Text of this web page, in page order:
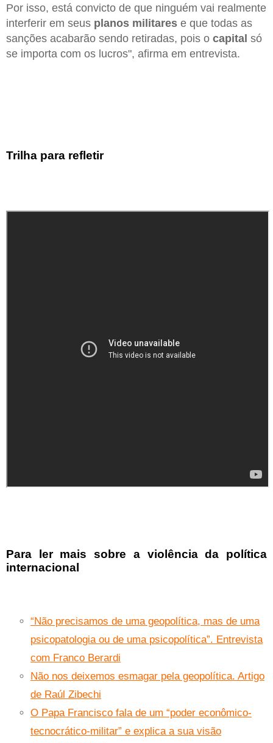
Por isso, está convicto de que ninguém vai realmente
interferir em seus planos militares e que todas as
sanções acabarão sendo retiradas, pois o capital só
se importa com os lucros", afirma em entrevista.
Trilha para refletir
Para ler mais sobre a violência da política
internacional
“Não precisamos de uma geopolítica, mas de uma
psicopatologia ou de uma psicopolítica”. Entrevista
com Franco Berardi
Não nos deixemos esmagar pela geopolítica. Artigo
de Raúl Zibechi
O Papa Francisco fala de um “poder econômico-
tecnocrático-militar” e explica a sua visão